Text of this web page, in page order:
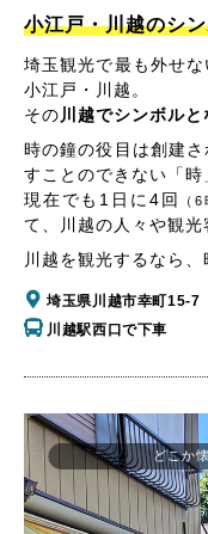
小江戸・川越のシ
埼玉観光で最も外せ
小江戸・川越。
その川越でシンボル
時の鐘の役目は創建
すことのできない「時
現在でも1日に4回
（
て、川越の人々や観光
川越を観光するなら
埼玉県川越市幸町15-7
川越駅西口で下車
どこか